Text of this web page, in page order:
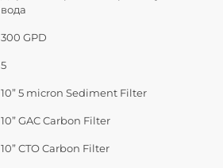
вода
300 GPD
5
10” 5 micron Sediment Filter
10” GAC Carbon Filter
10” CTO Carbon Filter